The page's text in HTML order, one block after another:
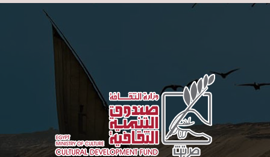
Skip to main content